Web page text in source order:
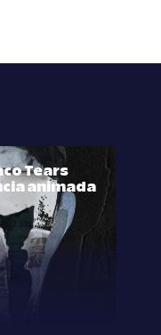
Tears
animada